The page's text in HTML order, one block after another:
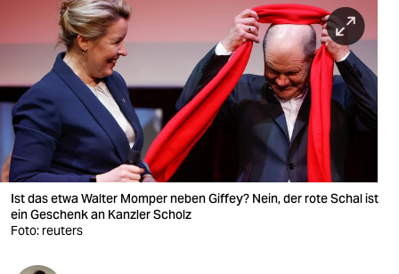
berlin
nord
wahrheit
verlag
verlag
Ist das etwa Walter Momper neben Giffey? Nein, der rote Schal ist
ein Geschenk an Kanzler Scholz
Foto: reuters